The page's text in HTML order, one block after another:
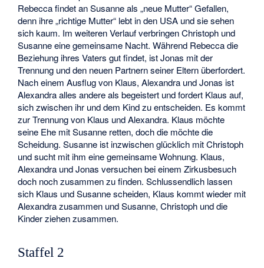
Rebecca findet an Susanne als „neue Mutter“ Gefallen,
denn ihre „richtige Mutter“ lebt in den USA und sie sehen
sich kaum. Im weiteren Verlauf verbringen Christoph und
Susanne eine gemeinsame Nacht. Während Rebecca die
Beziehung ihres Vaters gut findet, ist Jonas mit der
Trennung und den neuen Partnern seiner Eltern überfordert.
Nach einem Ausflug von Klaus, Alexandra und Jonas ist
Alexandra alles andere als begeistert und fordert Klaus auf,
sich zwischen ihr und dem Kind zu entscheiden. Es kommt
zur Trennung von Klaus und Alexandra. Klaus möchte
seine Ehe mit Susanne retten, doch die möchte die
Scheidung. Susanne ist inzwischen glücklich mit Christoph
und sucht mit ihm eine gemeinsame Wohnung. Klaus,
Alexandra und Jonas versuchen bei einem Zirkusbesuch
doch noch zusammen zu finden. Schlussendlich lassen
sich Klaus und Susanne scheiden, Klaus kommt wieder mit
Alexandra zusammen und Susanne, Christoph und die
Kinder ziehen zusammen.
Staffel 2